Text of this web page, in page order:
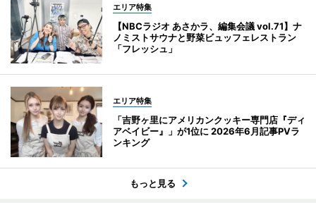
エリア特集
【NBCラジオ あさかラ、編集会議 vol.71】ナ
ノミストサウナと野菜ビュッフェレストラン
「フレッシュ」
エリア特集
「吉野ヶ里にアメリカンクッキー専門店『ディ
アベイビー』」が1位に 2026年6月記事PVラ
ンキング
もっと見る